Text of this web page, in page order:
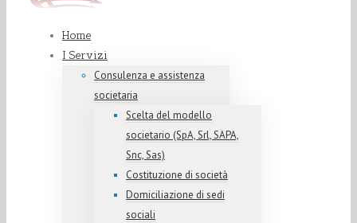
Home
I Servizi
Consulenza e assistenza
societaria
Scelta del modello
societario (SpA, Srl, SAPA,
Snc, Sas)
Costituzione di società
Domiciliazione di sedi
sociali